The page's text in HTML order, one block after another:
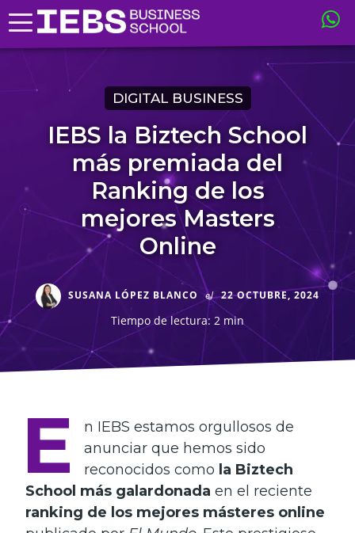
DIGITAL BUSINESS
IEBS la Biztech School
más premiada del
Ranking de los
mejores Masters
Online
SUSANA LÓPEZ BLANCO el 22 OCTUBRE, 2024
Tiempo de lectura: 2 min
E
n IEBS estamos orgullosos de
anunciar que hemos sido
reconocidos como la Biztech
School más galardonada en el reciente
ranking de los mejores másteres online